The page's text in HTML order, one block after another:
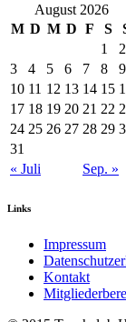
August 2026
M D M D F S
1
2
3
4 5 6 7 8
9
10 11 12 13 14 15
17 18 19 20 21 22
24 25 26 27 28 29
31
« Juli
Sep. »
Links
Impressum
Kontakt